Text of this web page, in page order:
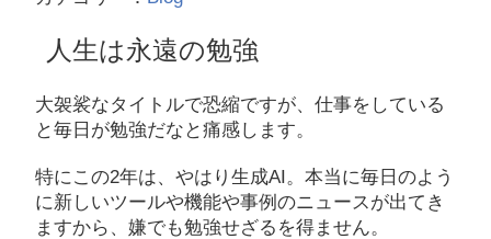
人生は永遠の勉強
大袈裟なタイトルで恐縮ですが、仕事をしている
と毎日が勉強だなと痛感します。
特にこの2年は、やはり生成AI。本当に毎日のよう
に新しいツールや機能や事例のニュースが出てき
ますから、嫌でも勉強せざるを得ません。